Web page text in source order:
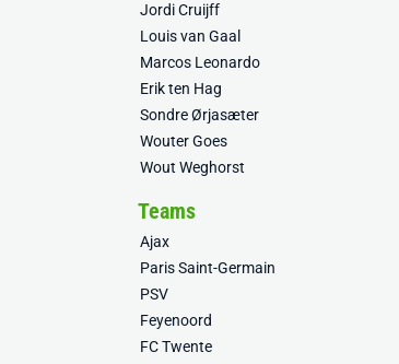
Jordi Cruijff
Louis van Gaal
Marcos Leonardo
Erik ten Hag
Sondre Ørjasæter
Wouter Goes
Wout Weghorst
Teams
Ajax
Paris Saint-Germain
PSV
Feyenoord
FC Twente